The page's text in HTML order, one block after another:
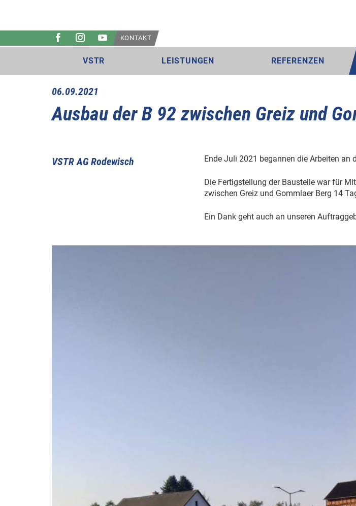
KONTAKT
VSTR LEISTUNGEN REFERENZEN
06.09.2021
Ausbau der B 92 zwischen Greiz und
VSTR AG Rodewisch Ende Juli 2021 begannen die Arbeiten an
Die Fertigstellung der Baustelle war für
zwischen Greiz und Gommlaer Berg 14
Ein Dank geht auch an unseren